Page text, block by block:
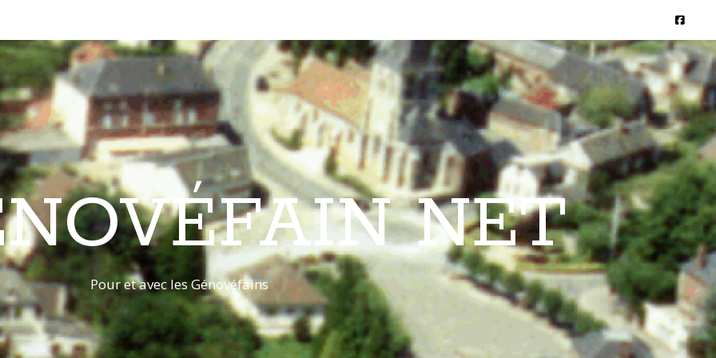
NET
Pour et avec les Génovéfains